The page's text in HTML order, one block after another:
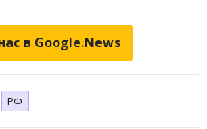
в Google.News
РФ